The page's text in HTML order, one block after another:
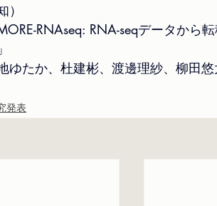
）
MORE-RNAseq: RNA-seqデータか
ゆたか、杜建彬、渡邊理紗、柳田
発表